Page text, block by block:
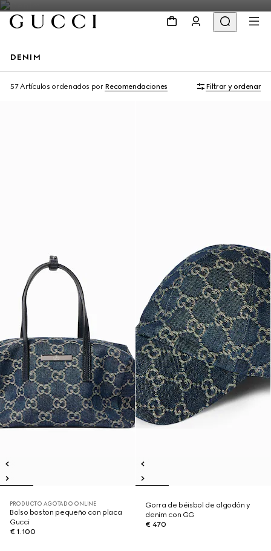
DENIM
57 Artículos ordenados por Recomendaciones Filtrar y ordenar
PRODUCTO AGOTADO ONLINE
Bolso boston pequeño con placa
Gucci
€ 1.100
Gorra de béisbol de algodón y
denim con GG
€ 470